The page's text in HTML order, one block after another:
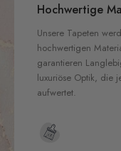
Hochwertige
Unsere Tapeten
hochwertigen
garantieren
luxuriöse Optik, die
aufwertet.